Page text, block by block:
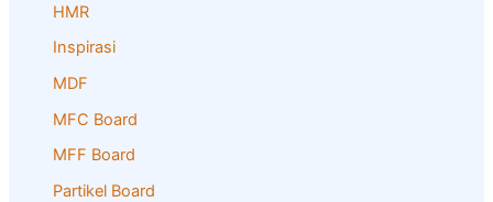
HMR
Inspirasi
MDF
MFC Board
MFF Board
Partikel Board